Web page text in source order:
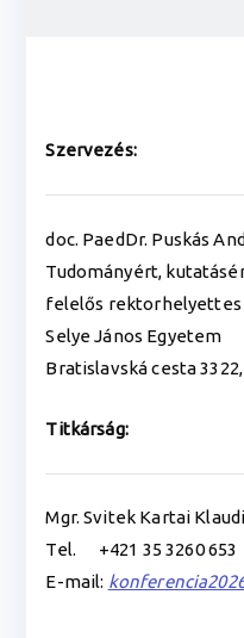
Szervezés:
doc. PaedDr. Puskás
Tudományért,
felelős rektorhelyettes
Selye János Egyetem
Bratislavská cesta
Titkárság:
Mgr. Svitek Kartai
Tel. +421 35 3260 653
E-mail: